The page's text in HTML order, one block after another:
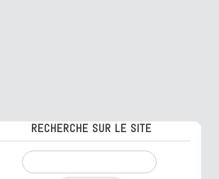
RECHERCHE SUR LE SITE